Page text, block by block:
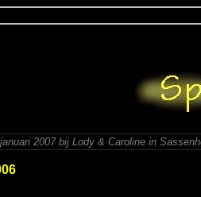
2007 bij Lody & Caroline in